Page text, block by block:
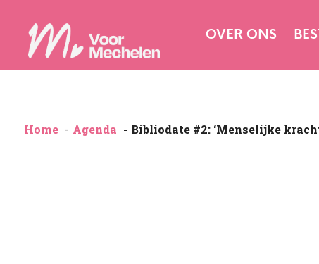
OVER ONS
Home Agenda Bibliodate #2: ‘Menselijke